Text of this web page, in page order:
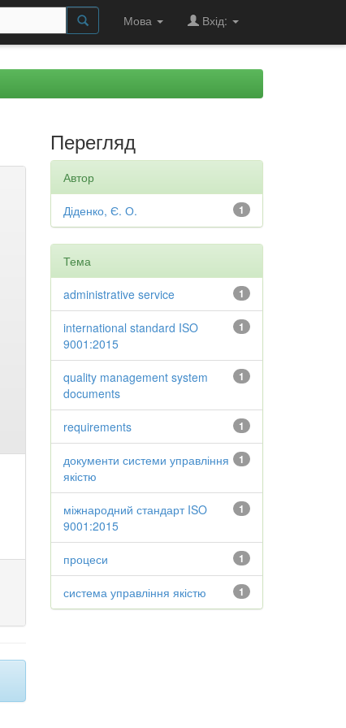
Мова Вхід:
Перегляд
Автор
1
Діденко, Є. О.
Тема
1
administrative service
1
international standard ISO
9001:2015
1
quality management system
documents
1
requirements
1
документи системи управління
якістю
1
міжнародний стандарт ISO
9001:2015
1
процеси
1
система управління якістю